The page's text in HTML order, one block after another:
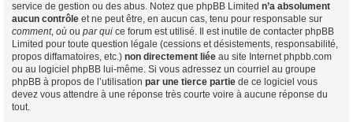
service de gestion ou des abus. Notez que phpBB Limited n’a absolument
aucun contrôle et ne peut être, en aucun cas, tenu pour responsable sur
comment, où ou par qui ce forum est utilisé. Il est inutile de contacter phpBB
Limited pour toute question légale (cessions et désistements, responsabilité,
propos diffamatoires, etc.) non directement liée au site Internet phpbb.com
ou au logiciel phpBB lui-même. Si vous adressez un courriel au groupe
phpBB à propos de l’utilisation par une tierce partie de ce logiciel vous
devez vous attendre à une réponse très courte voire à aucune réponse du
tout.